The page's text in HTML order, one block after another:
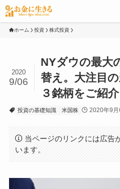
ホーム 投資 株式投資
NYダウの最大
替え。大注目
３銘柄をご紹介
2020
9/06
投資の基礎知識 米国株 2020年9月
当ページのリンクには広告
います。